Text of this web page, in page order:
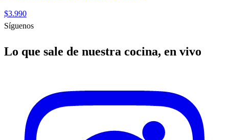
$3.990
Síguenos
Lo que sale de nuestra cocina, en vivo